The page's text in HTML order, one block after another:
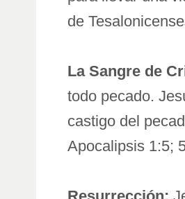
de
La Sangre de
todo pecado.
castigo del
Apocalipsis 1:5;